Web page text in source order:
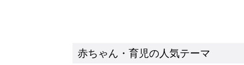
赤ちゃん・育児の人気テーマ